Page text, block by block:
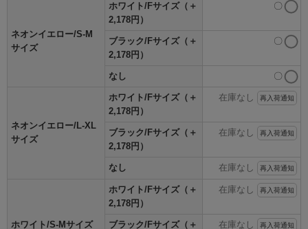
ネオンイエロー/S-M
サイズ
ホワイト/Fサイズ（＋
2,178円）
〇
ブラック/Fサイズ（＋
2,178円）
〇
なし 〇
ネオンイエロー/L-XL
サイズ
ホワイト/Fサイズ（＋
2,178円）
在庫なし 再入荷通知
ブラック/Fサイズ（＋
2,178円）
在庫なし 再入荷通知
なし 在庫なし 再入荷通知
ホワイト/S-Mサイズ
ホワイト/Fサイズ（＋
2,178円）
在庫なし 再入荷通知
ブラック/Fサイズ（＋
在庫なし 再入荷通知